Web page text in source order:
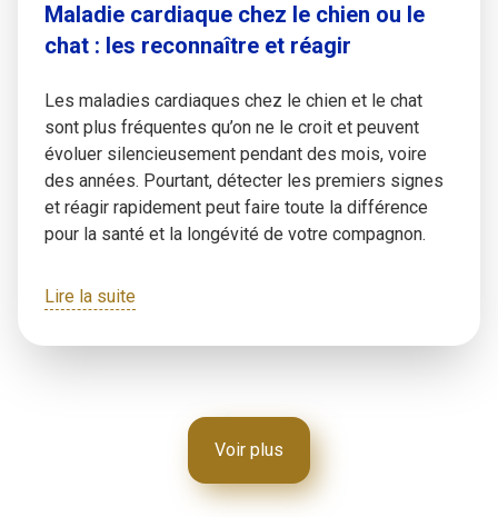
Maladie cardiaque chez le chien ou le
chat : les reconnaître et réagir
Les maladies cardiaques chez le chien et le chat
sont plus fréquentes qu’on ne le croit et peuvent
évoluer silencieusement pendant des mois, voire
des années. Pourtant, détecter les premiers signes
et réagir rapidement peut faire toute la différence
pour la santé et la longévité de votre compagnon.
Lire la suite
Voir plus